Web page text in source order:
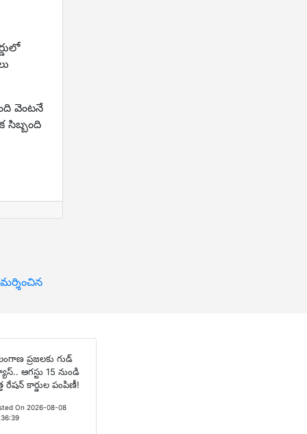
వెంటనే
సిబ్బంది
ప్రజలకు గుడ్
ఆగస్టు 15 నుండి
రేషన్ కార్డుల పంపిణీ!
On 2026-08-08